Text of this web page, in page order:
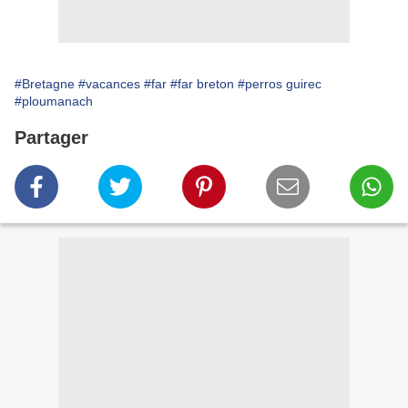
#Bretagne #vacances #far #far breton #perros guirec
#ploumanach
Partager